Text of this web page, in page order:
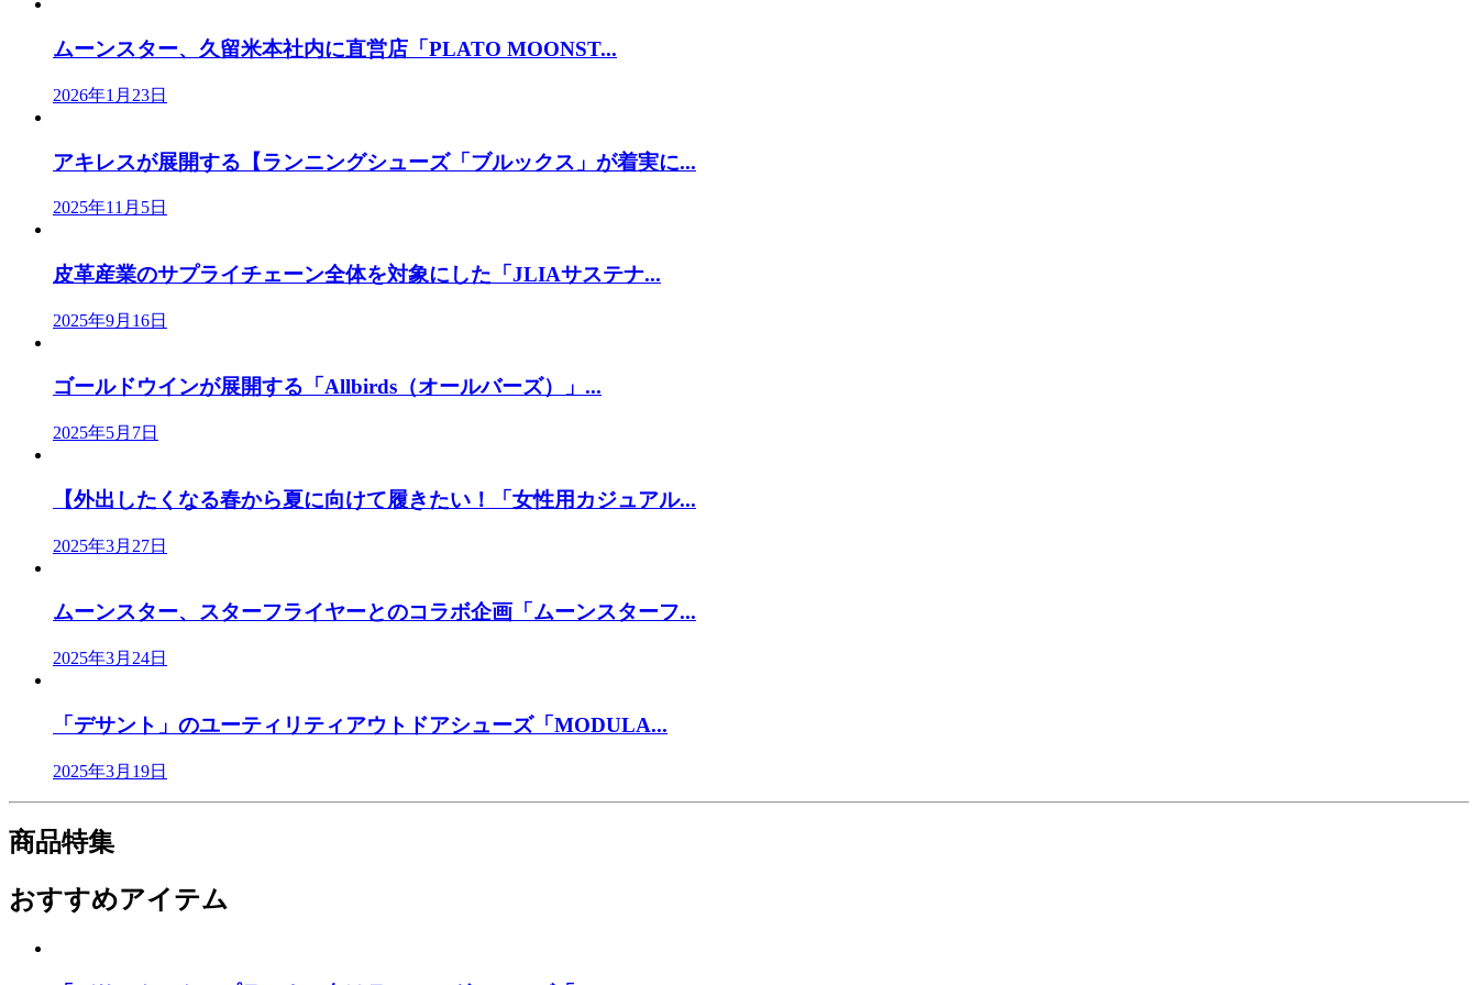
ムーンスター、久留米本社内に直営店「PLATO MOONST...
2026年1月23日
アキレスが展開する【ランニングシューズ「ブルックス」が着実に...
2025年11月5日
皮革産業のサプライチェーン全体を対象にした「JLIAサステナ...
2025年9月16日
ゴールドウインが展開する「Allbirds（オールバーズ）」...
2025年5月7日
【外出したくなる春から夏に向けて履きたい！「女性用カジュアル...
2025年3月27日
ムーンスター、スターフライヤーとのコラボ企画「ムーンスターフ...
2025年3月24日
「デサント」のユーティリティアウトドアシューズ「MODULA...
2025年3月19日
商品特集
おすすめアイテム